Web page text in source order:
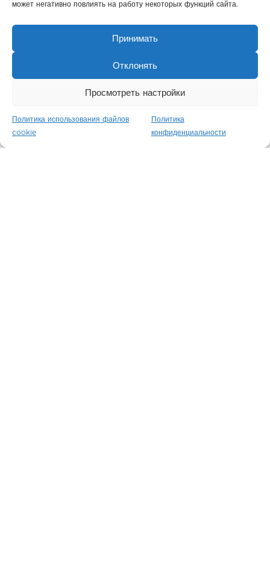
может негативно повлиять на работу некоторых функций сайта.
Принимать
Отклонять
Просмотреть настройки
Политика использования файлов
cookie
Политика
конфиденциальности
Сохо-Нохо
Москва / Россия